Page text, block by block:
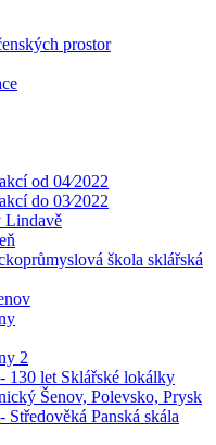
prostor
od 04⁄2022
do 03⁄2022
Lindavě
škola sklářská
2
130 let Sklářské lokálky
Šenov, Polevsko, Prysk
Panská skála